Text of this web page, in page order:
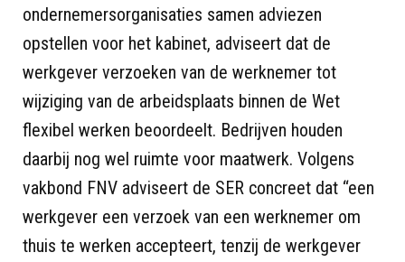
ondernemersorganisaties samen adviezen
opstellen voor het kabinet, adviseert dat de
werkgever verzoeken van de werknemer tot
wijziging van de arbeidsplaats binnen de Wet
flexibel werken beoordeelt. Bedrijven houden
daarbij nog wel ruimte voor maatwerk. Volgens
vakbond FNV adviseert de SER concreet dat “een
werkgever een verzoek van een werknemer om
thuis te werken accepteert, tenzij de werkgever